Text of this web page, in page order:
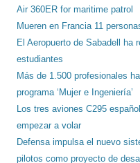
Air 360ER for maritime patrol
Mueren en Francia 11
El Aeropuerto de Sabadell ha
estudiantes
Más de 1.500 profesionales
programa ‘Mujer e Ingeniería’
Los tres aviones C295
empezar a volar
Defensa impulsa el nuevo
pilotos como proyecto de